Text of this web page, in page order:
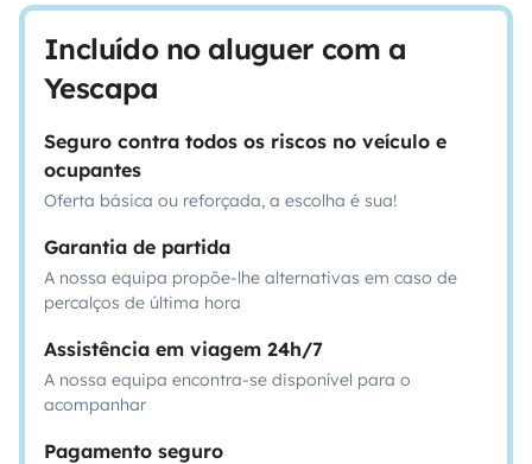
Incluído no aluguer com a
Yescapa
Seguro contra todos os riscos no veículo e
ocupantes
Oferta básica ou reforçada, a escolha é sua!
Garantia de partida
A nossa equipa propõe-lhe alternativas em caso de
percalços de última hora
Assistência em viagem 24h/7
A nossa equipa encontra-se disponível para o
acompanhar
Pagamento seguro